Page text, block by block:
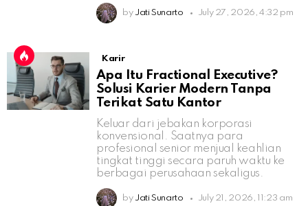
by Jati Sunarto July 27, 2026, 4:32 pm
Karir
Apa Itu Fractional Executive?
Solusi Karier Modern Tanpa
Terikat Satu Kantor
Keluar dari jebakan korporasi
konvensional. Saatnya para
profesional senior menjual keahlian
tingkat tinggi secara paruh waktu ke
berbagai perusahaan sekaligus.
by Jati Sunarto July 21, 2026, 11:23 am